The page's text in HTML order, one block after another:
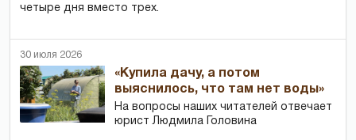
четыре дня вместо трех.
30 июля 2026
«Купила дачу, а потом
выяснилось, что там нет воды»
На вопросы наших читателей отвечает
юрист Людмила Головина